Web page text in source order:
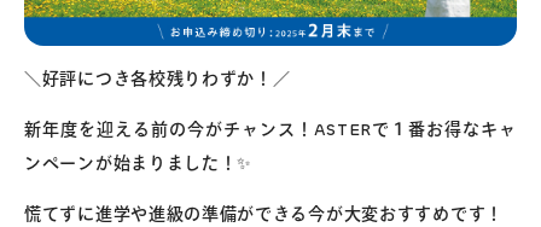
＼好評につき各校残りわずか！／
新年度を迎える前の今がチャンス！ASTERで１番お得なキャ
ンペーンが始まりました！✨
慌てずに進学や進級の準備ができる今が大変おすすめです！